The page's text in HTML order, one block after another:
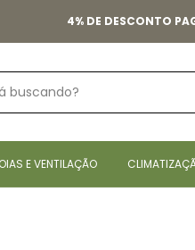
4% DE DESCONTO
E VENTILAÇÃO